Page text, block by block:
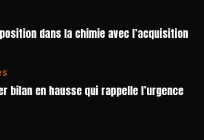
dans la chimie avec l’acquisition
bilan en hausse qui rappelle l’urgence